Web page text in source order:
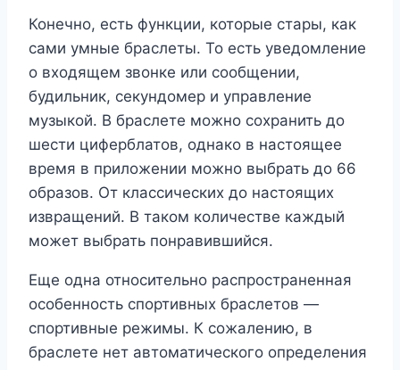
Конечно, есть функции, которые стары, как
сами умные браслеты. То есть уведомление
о входящем звонке или сообщении,
будильник, секундомер и управление
музыкой. В браслете можно сохранить до
шести циферблатов, однако в настоящее
время в приложении можно выбрать до 66
образов. От классических до настоящих
извращений. В таком количестве каждый
может выбрать понравившийся.
Еще одна относительно распространенная
особенность спортивных браслетов —
спортивные режимы. К сожалению, в
браслете нет автоматического определения